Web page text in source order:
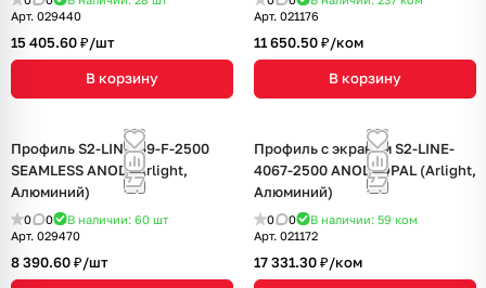
Арт. 029440
15 405.60 ₽/шт
В корзину
Арт. 021176
11 650.50 ₽/ком
В корзину
Профиль S2-LINIA69-F-2500
SEAMLESS ANOD (Arlight,
Алюминий)
0 0 В наличии: 60 шт
Арт. 029470
8 390.60 ₽/шт
Профиль с экраном S2-LINE-
4067-2500 ANOD+OPAL (Arlight,
Алюминий)
0 0 В наличии: 59 ком
Арт. 021172
17 331.30 ₽/ком